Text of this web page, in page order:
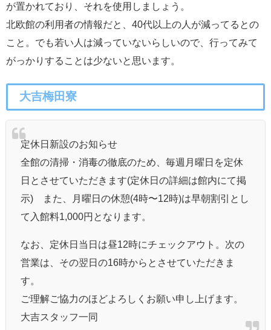
が置かれており、それを使用しましょう。
北欧館の利用者の情報だと、40代以上の人が減ってるとの
こと。でも若い人は減っていないらしいので、行ってみて
がっかりすることは少ないと思います。
大吉梅田寮
定休日新設のお知らせ
全館の清掃・消毒の徹底のため、毎週月曜日を定休
日とさせていただきます(定休日の詳細は館内にて掲
示) また、月曜日の休憩(4時〜12時)は早朝割引とし
て入館料1,000円となります。
なお、定休日当日は昼12時にチェックアウト。次の
営業は、その翌日の16時からとさせていただきま
す。
ご理解ご協力のほどよろしくお願い申し上げます。
大吉スタッフ一同